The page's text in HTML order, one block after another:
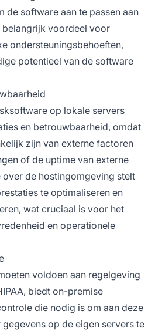
de software aan te passen aan
belangrijk voordeel voor
ondersteuningsbehoeften,
potentieel van de software
op lokale servers
en betrouwbaarheid, omdat
zijn van externe factoren
of de uptime van externe
de hostingomgeving stelt
te optimaliseren en
wat cruciaal is voor het
en operationele
voldoen aan regelgeving
biedt on-premise
die nodig is om aan deze
op de eigen servers te